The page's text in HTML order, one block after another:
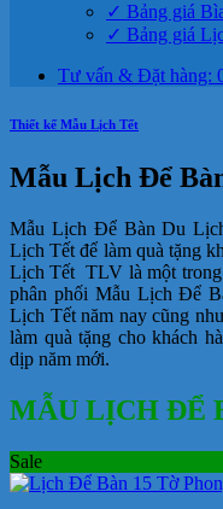
✓ Bảng giá
✓ Bảng giá
Tư vấn & Đặt hàng:
Thiết kế Mẫu Lịch Tết
Mẫu Lịch Để
Mẫu Lịch Để Bàn Du
Lịch Tết để làm quà tặng
Lịch Tết TLV là một trong
phân phối Mẫu Lịch Để
Lịch Tết năm nay cũng
làm quà tặng cho khách
dịp năm mới.
MẪU LỊCH ĐỂ
Sale